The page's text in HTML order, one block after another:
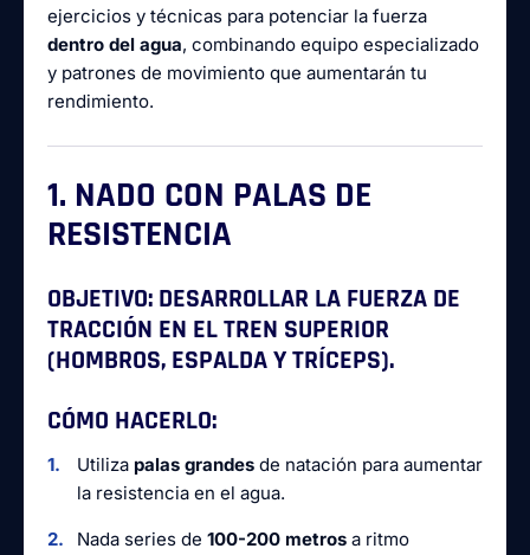
ejercicios y técnicas para potenciar la fuerza
dentro del agua, combinando equipo especializado
y patrones de movimiento que aumentarán tu
rendimiento.
1. NADO CON PALAS DE
RESISTENCIA
OBJETIVO: DESARROLLAR LA FUERZA DE
TRACCIÓN EN EL TREN SUPERIOR
(HOMBROS, ESPALDA Y TRÍCEPS).
CÓMO HACERLO:
Utiliza palas grandes de natación para aumentar
la resistencia en el agua.
Nada series de 100-200 metros a ritmo